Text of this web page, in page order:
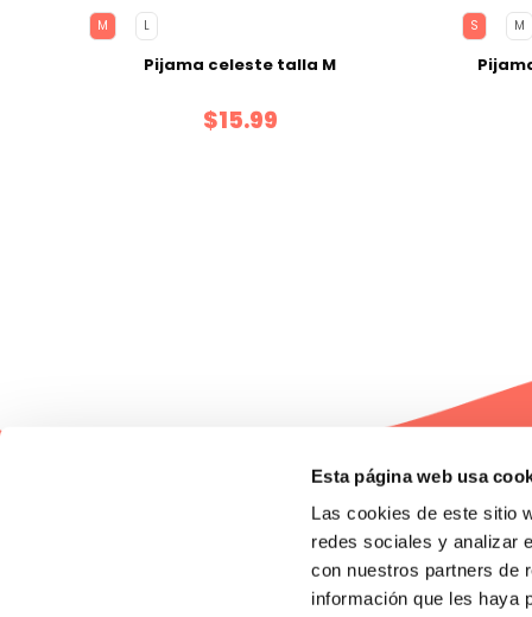
Esta página web usa
Las cookies de este sitio
redes sociales y analizar
con nuestros partners de
información que les haya
M L
Pijama celeste talla M
$15.99
S M
Empresa
¿Quiénes somos?
Nuestras tiendas